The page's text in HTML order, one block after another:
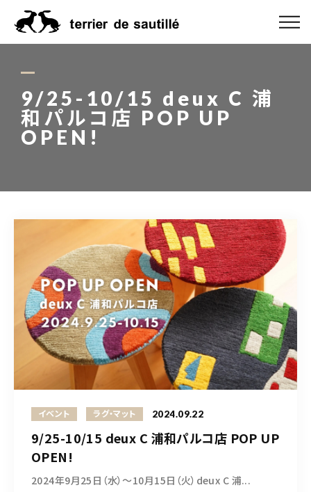
9/25-10/15 deux C 浦
和パルコ店 POP UP
OPEN!
イベント ラグ・マット 2024.09.22
9/25-10/15 deux C 浦和パルコ店 POP UP
OPEN!
2024年9月25日（水）〜10月15日（火）deux C 浦...
ABOUT US
PRODUCT
NEWS
ONLINE SHOP
CONTACT
11:00～18:00
土・日・祝日を除く
お問い合わせはこちら